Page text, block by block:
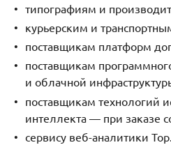
типографиям и
курьерским и
поставщикам платформ
поставщикам
и облачной
поставщикам технологий
интеллекта — при заказе
сервису веб-аналитики